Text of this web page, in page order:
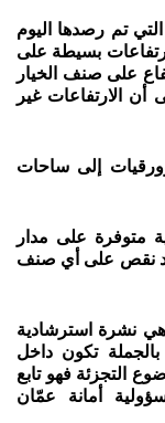
تم رصدها اليوم
بسيطة على
على صنف الخيار
أن الارتفاعات غير
إلى ساحات
متوفرة على مدار
نقص على أي صنف
هي نشرة استرشادية
تكون داخل
التجزئة فهو تابع
أمانة عمّان